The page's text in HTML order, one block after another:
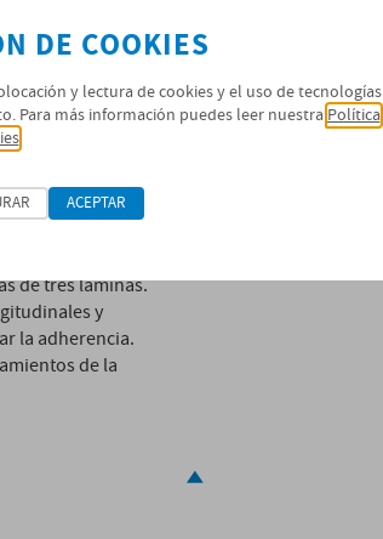
el mismo
de la
la temperatura
poro del film
de tres láminas.
y
la adherencia.
de la
DE COOKIES
y lectura de cookies y el uso de tecnologías
Para más información puedes leer nuestra Política
ACEPTAR